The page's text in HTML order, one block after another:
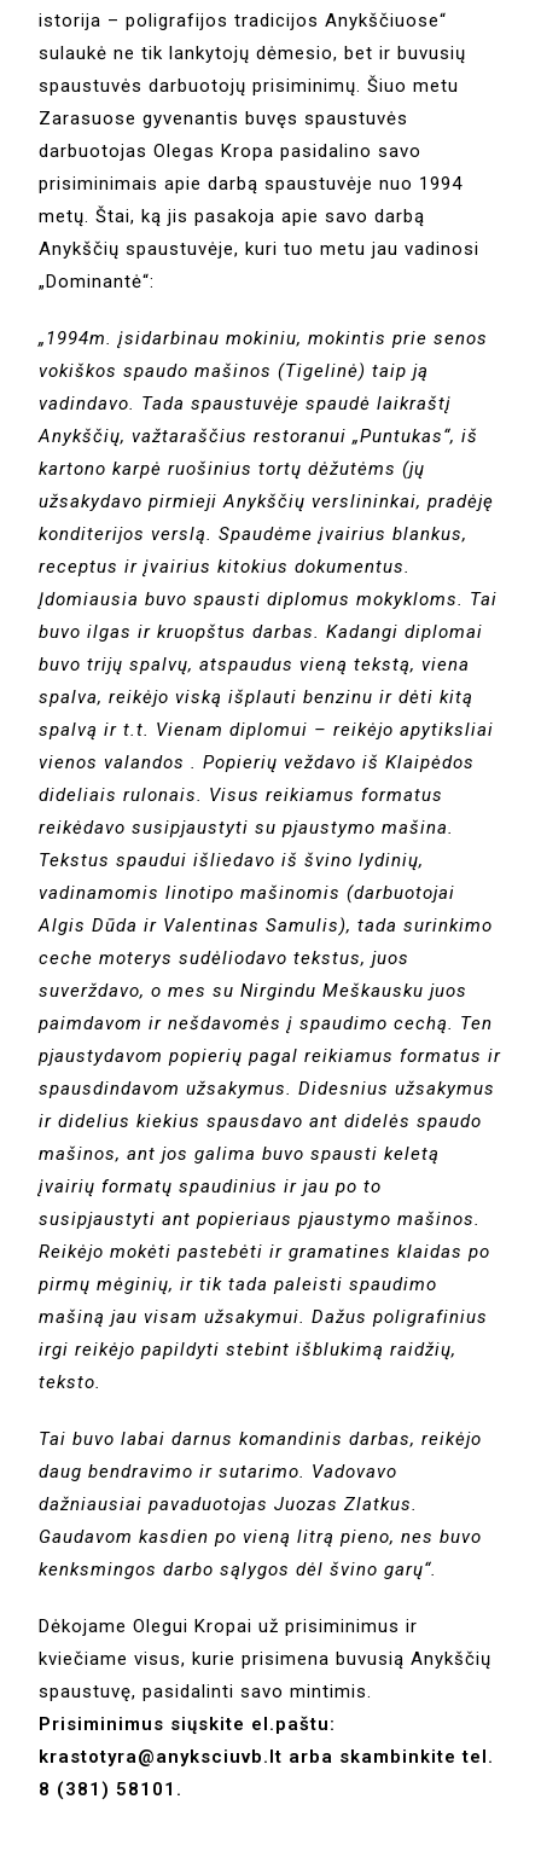
istorija – poligrafijos tradicijos Anykščiuose“
sulaukė ne tik lankytojų dėmesio, bet ir buvusių
spaustuvės darbuotojų prisiminimų. Šiuo metu
Zarasuose gyvenantis buvęs spaustuvės
darbuotojas Olegas Kropa pasidalino savo
prisiminimais apie darbą spaustuvėje nuo 1994
metų. Štai, ką jis pasakoja apie savo darbą
Anykščių spaustuvėje, kuri tuo metu jau vadinosi
„Dominantė“:
„1994m. įsidarbinau mokiniu, mokintis prie senos
vokiškos spaudo mašinos (Tigelinė) taip ją
vadindavo. Tada spaustuvėje spaudė laikraštį
Anykščių, važtaraščius restoranui „Puntukas“, iš
kartono karpė ruošinius tortų dėžutėms (jų
užsakydavo pirmieji Anykščių verslininkai, pradėję
konditerijos verslą. Spaudėme įvairius blankus,
receptus ir įvairius kitokius dokumentus.
Įdomiausia buvo spausti diplomus mokykloms. Tai
buvo ilgas ir kruopštus darbas. Kadangi diplomai
buvo trijų spalvų, atspaudus vieną tekstą, viena
spalva, reikėjo viską išplauti benzinu ir dėti kitą
spalvą ir t.t. Vienam diplomui – reikėjo apytiksliai
vienos valandos . Popierių veždavo iš Klaipėdos
dideliais rulonais. Visus reikiamus formatus
reikėdavo susipjaustyti su pjaustymo mašina.
Tekstus spaudui išliedavo iš švino lydinių,
vadinamomis linotipo mašinomis (darbuotojai
Algis Dūda ir Valentinas Samulis), tada surinkimo
ceche moterys sudėliodavo tekstus, juos
suverždavo, o mes su Nirgindu Meškausku juos
paimdavom ir nešdavomės į spaudimo cechą. Ten
pjaustydavom popierių pagal reikiamus formatus ir
spausdindavom užsakymus. Didesnius užsakymus
ir didelius kiekius spausdavo ant didelės spaudo
mašinos, ant jos galima buvo spausti keletą
įvairių formatų spaudinius ir jau po to
susipjaustyti ant popieriaus pjaustymo mašinos.
Reikėjo mokėti pastebėti ir gramatines klaidas po
pirmų mėginių, ir tik tada paleisti spaudimo
mašiną jau visam užsakymui. Dažus poligrafinius
irgi reikėjo papildyti stebint išblukimą raidžių,
teksto.
Tai buvo labai darnus komandinis darbas, reikėjo
daug bendravimo ir sutarimo. Vadovavo
dažniausiai pavaduotojas Juozas Zlatkus.
Gaudavom kasdien po vieną litrą pieno, nes buvo
kenksmingos darbo sąlygos dėl švino garų“.
Dėkojame Olegui Kropai už prisiminimus ir
kviečiame visus, kurie prisimena buvusią Anykščių
spaustuvę, pasidalinti savo mintimis.
Prisiminimus siųskite el.paštu:
krastotyra@anyksciuvb.lt arba skambinkite tel.
8 (381) 58101.